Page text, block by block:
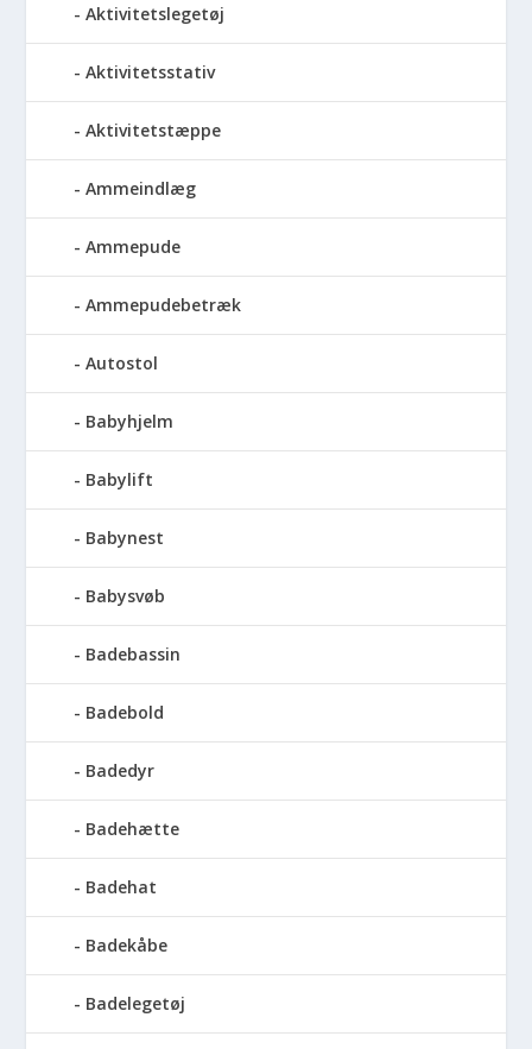
Aktivitetslegetøj
Aktivitetsstativ
Aktivitetstæppe
Ammeindlæg
Ammepude
Ammepudebetræk
Autostol
Babyhjelm
Babylift
Babynest
Babysvøb
Badebassin
Badebold
Badedyr
Badehætte
Badehat
Badekåbe
Badelegetøj